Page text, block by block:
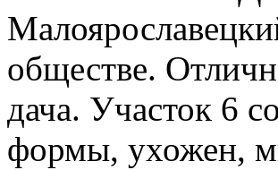
обществе.
дача. Участок 6
формы, ухожен,